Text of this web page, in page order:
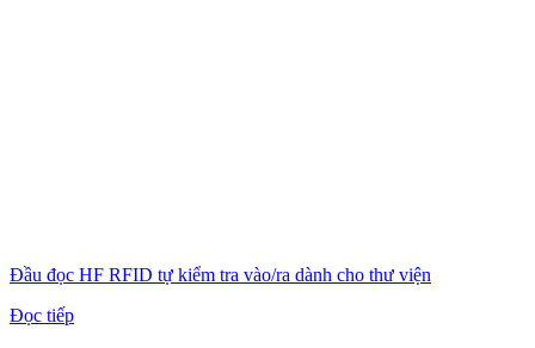
Đầu đọc HF RFID tự kiểm tra vào/ra dành cho thư viện
Đọc tiếp